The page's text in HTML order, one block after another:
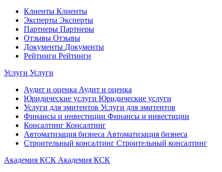
Клиенты Клиенты
Эксперты Эксперты
Партнеры Партнеры
Отзывы Отзывы
Документы Документы
Рейтинги Рейтинги
Услуги Услуги
Аудит и оценка Аудит и оценка
Юридические услуги Юридические услуги
Услуги для эмитентов Услуги для эмитентов
Финансы и инвестиции Финансы и инвестиции
Консалтинг Консалтинг
Автоматизация бизнеса Автоматизация бизнеса
Строительный консалтинг Строительный консалтинг
Академия КСК Академия КСК